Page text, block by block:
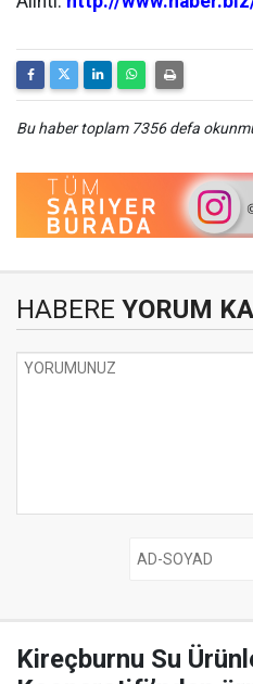
Bu haber toplam 7356 defa
HABERE YORUM
Kireçburnu Su